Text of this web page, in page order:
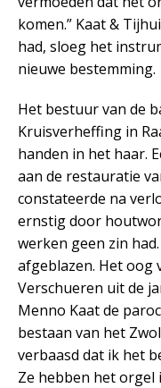
komen.” Kaat &
had, sloeg het
nieuwe bestemming.
Het bestuur van de
Kruisverheffing in
handen in het haar.
aan de restauratie
constateerde na
ernstig door
werken geen zin
afgeblazen. Het oog
Verschueren uit de
Menno Kaat de
bestaan van het
verbaasd dat ik het
Ze hebben het orgel